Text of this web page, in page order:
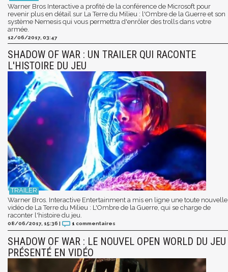
Warner Bros Interactive a profité de la conférence de Microsoft pour
revenir plus en détail sur La Terre du Milieu : l'Ombre de la Guerre et son
système Nemesis qui vous permettra d'enrôler des trolls dans votre
armée.
12/06/2017, 03:47
SHADOW OF WAR : UN TRAILER QUI RACONTE
L'HISTOIRE DU JEU
Warner Bros. Interactive Entertainment a mis en ligne une toute nouvelle
vidéo de La Terre du Milieu : L'Ombre de la Guerre, qui se charge de
raconter l'histoire du jeu.
08/06/2017, 15:36 1 commentaires
SHADOW OF WAR : LE NOUVEL OPEN WORLD DU JEU
PRÉSENTÉ EN VIDÉO